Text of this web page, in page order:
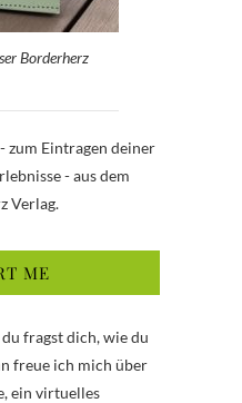
Borderherz
zum Eintragen deiner
- aus dem
Verlag.
ME
fragst dich, wie du
freue ich mich über
ein virtuelles